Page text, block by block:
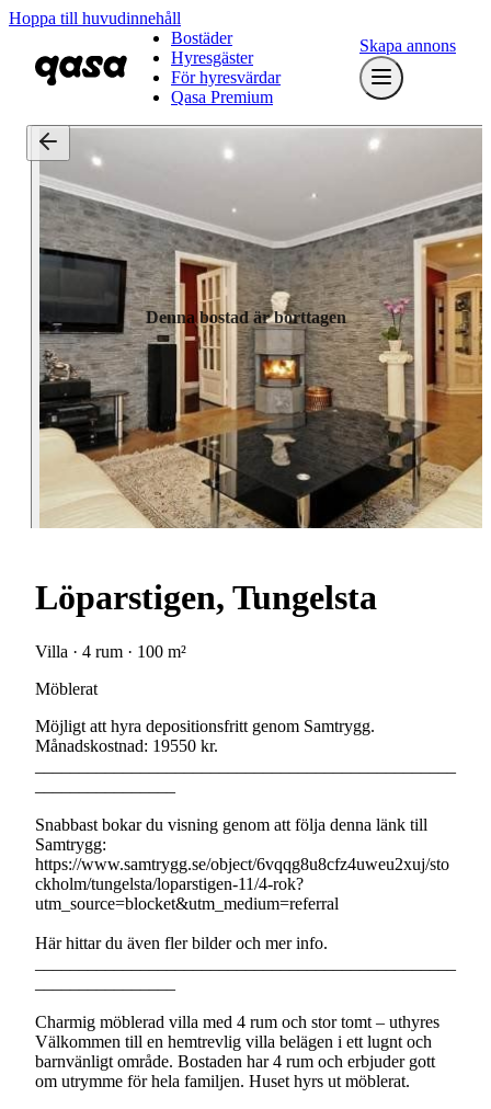
Hoppa till huvudinnehåll
Bostäder
Hyresgäster
För hyresvärdar
Qasa Premium
Skapa annons
Denna bostad är borttagen
Löparstigen, Tungelsta
Villa · 4 rum · 100 m²
Möblerat
Möjligt att hyra depositionsfritt genom Samtrygg.
Månadskostnad: 19550 kr.
Snabbast bokar du visning genom att följa denna länk till
Samtrygg:
https://www.samtrygg.se/object/6vqqg8u8cfz4uweu2xuj/sto
ckholm/tungelsta/loparstigen-11/4-rok?
utm_source=blocket&utm_medium=referral
Här hittar du även fler bilder och mer info.
Charmig möblerad villa med 4 rum och stor tomt – uthyres
Välkommen till en hemtrevlig villa belägen i ett lugnt och
barnvänligt område. Bostaden har 4 rum och erbjuder gott
om utrymme för hela familjen. Huset hyrs ut möblerat.